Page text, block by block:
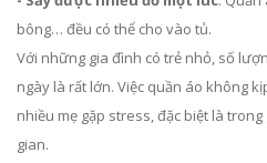
bông… đều có thể cho vào tủ.
Với những gia đình có trẻ nhỏ, số
ngày là rất lớn. Việc quần áo không
nhiều mẹ gặp stress, đặc biệt là
gian.